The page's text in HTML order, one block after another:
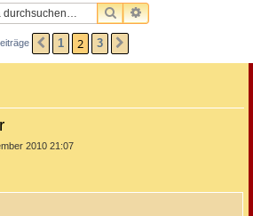
SUCHEERWEITERTE
VORHERIGE
1 2 3
2010 21:07